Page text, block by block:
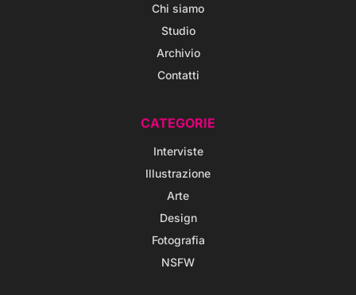
Chi siamo
Studio
Archivio
Contatti
CATEGORIE
Interviste
Illustrazione
Arte
Design
Fotografia
NSFW